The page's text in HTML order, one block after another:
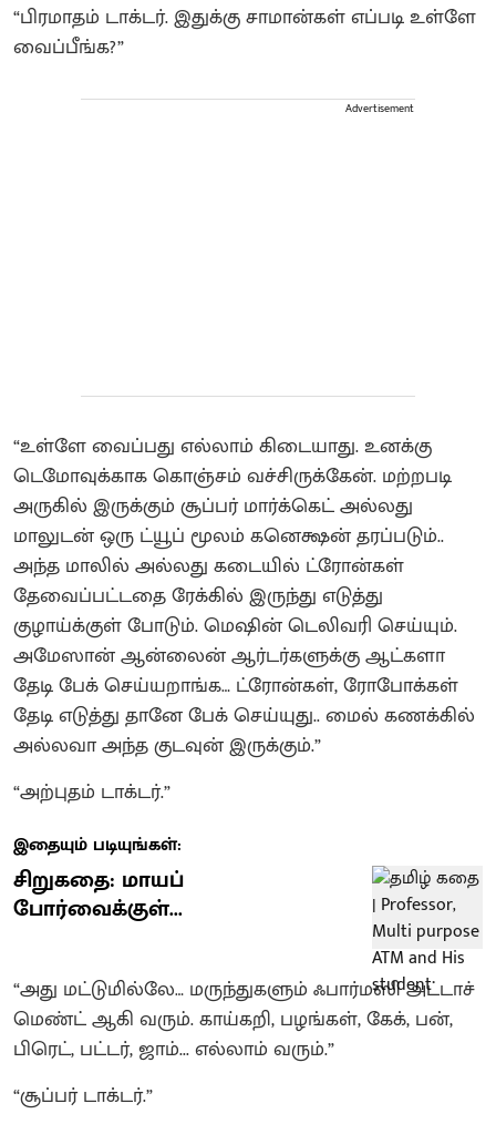
“பிரமாதம் டாக்டர். இதுக்கு சாமான்கள் எப்படி உள்ளே
வைப்பீங்க?”
Advertisement
“உள்ளே வைப்பது எல்லாம் கிடையாது. உனக்கு
டெமோவுக்காக கொஞ்சம் வச்சிருக்கேன். மற்றபடி
அருகில் இருக்கும் சூப்பர் மார்க்கெட் அல்லது
மாலுடன் ஒரு ட்யூப் மூலம் கனெக்ஷன் தரப்படும்..
அந்த மாலில் அல்லது கடையில் ட்ரோன்கள்
தேவைப்பட்டதை ரேக்கில் இருந்து எடுத்து
குழாய்க்குள் போடும். மெஷின் டெலிவரி செய்யும்.
அமேஸான் ஆன்லைன் ஆர்டர்களுக்கு ஆட்களா
தேடி பேக் செய்யறாங்க… ட்ரோன்கள், ரோபோக்கள்
தேடி எடுத்து தானே பேக் செய்யுது.. மைல் கணக்கில்
அல்லவா அந்த குடவுன் இருக்கும்.”
“அற்புதம் டாக்டர்.”
இதையும் படியுங்கள்:
சிறுகதை: மாயப்
போர்வைக்குள்...
“அது மட்டுமில்லே… மருந்துகளும் ஃபார்மஸி அட்டாச்
மெண்ட் ஆகி வரும். காய்கறி, பழங்கள், கேக், பன்,
பிரெட், பட்டர், ஜாம்... எல்லாம் வரும்.”
“சூப்பர் டாக்டர்.”